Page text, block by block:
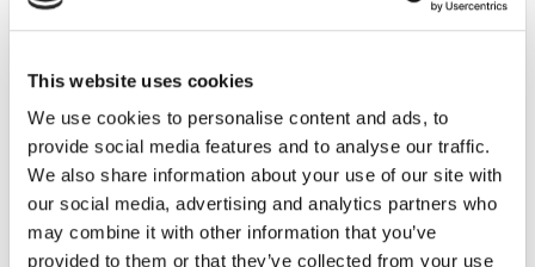
This website uses cookies
We use cookies to personalise content and ads, to
provide social media features and to analyse our traffic.
We also share information about your use of our site with
our social media, advertising and analytics partners who
may combine it with other information that you’ve
provided to them or that they’ve collected from your use
l’écosse, c’est qu’ils adorent les histoires sur
L’une des histoires du folklore celtique
écossais et irlandais est la légende de la
Banshee. Son apparition avec ses cris ou
lamentations sont des présages de mort
imminente dans une famille. Quant à son